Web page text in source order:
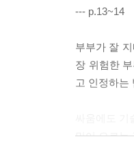
--- p.13~14
부부가 잘
장 위험한
고 인정하는
밀어 오르는